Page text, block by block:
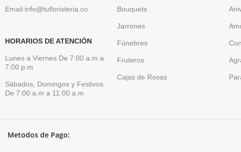
Email:info@tufloristeria.co
HORARIOS DE ATENCIÓN
Lunes a Viernes De 7:00 a.m a
7:00 p.m
Sábados, Domingos y Festivos
De 7:00 a.m a 11:00 a.m
Bouquets
Jarrones
Fúnebres
Fruteros
Cajas de Rosas
Metodos de Pago: